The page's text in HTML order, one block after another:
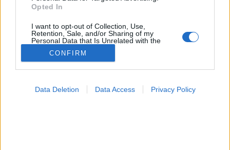
Opted In
I want to opt-out of Collection, Use,
Retention, Sale, and/or Sharing of my
Personal Data that Is Unrelated with the
Purposes for which it was collected.
Opted Out
CONFIRM
Data Deletion Data Access Privacy Policy